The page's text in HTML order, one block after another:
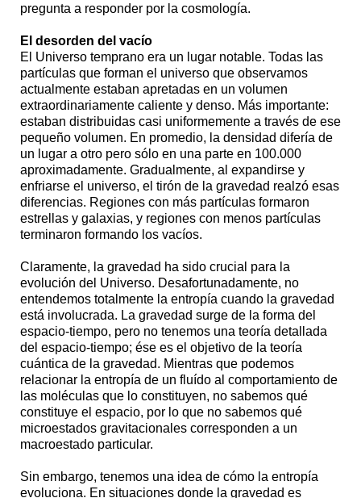
pregunta a responder por la cosmología.
El desorden del vacío
El Universo temprano era un lugar notable. Todas las
partículas que forman el universo que observamos
actualmente estaban apretadas en un volumen
extraordinariamente caliente y denso. Más importante:
estaban distribuidas casi uniformemente a través de ese
pequeño volumen. En promedio, la densidad difería de
un lugar a otro pero sólo en una parte en 100.000
aproximadamente. Gradualmente, al expandirse y
enfriarse el universo, el tirón de la gravedad realzó esas
diferencias. Regiones con más partículas formaron
estrellas y galaxias, y regiones con menos partículas
terminaron formando los vacíos.
Claramente, la gravedad ha sido crucial para la
evolución del Universo. Desafortunadamente, no
entendemos totalmente la entropía cuando la gravedad
está involucrada. La gravedad surge de la forma del
espacio-tiempo, pero no tenemos una teoría detallada
del espacio-tiempo; ése es el objetivo de la teoría
cuántica de la gravedad. Mientras que podemos
relacionar la entropía de un fluído al comportamiento de
las moléculas que lo constituyen, no sabemos qué
constituye el espacio, por lo que no sabemos qué
microestados gravitacionales corresponden a un
macroestado particular.
Sin embargo, tenemos una idea de cómo la entropía
evoluciona. En situaciones donde la gravedad es